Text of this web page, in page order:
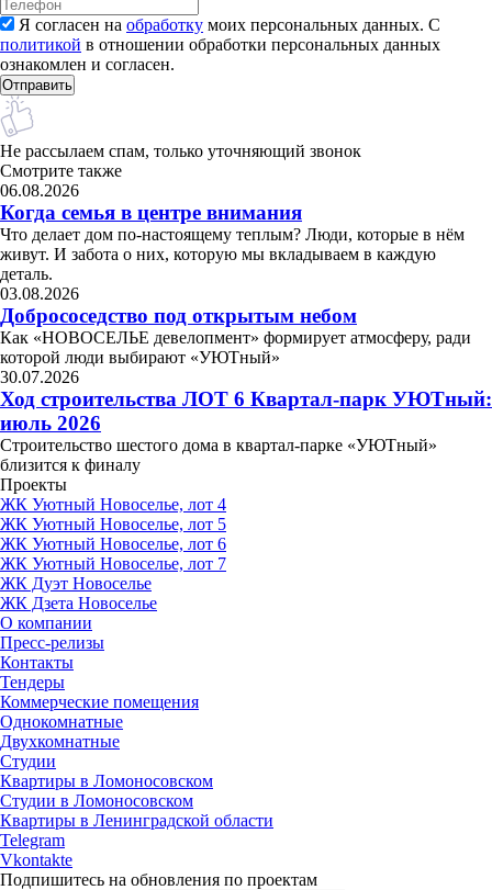
Я согласен на обработку моих персональных данных. С
политикой в отношении обработки персональных данных
ознакомлен и согласен.
Не рассылаем спам, только уточняющий звонок
Смотрите также
06.08.2026
Когда семья в центре внимания
Что делает дом по-настоящему теплым? Люди, которые в нём
живут. И забота о них, которую мы вкладываем в каждую
деталь.
03.08.2026
Добрососедство под открытым небом
Как «НОВОСЕЛЬЕ девелопмент» формирует атмосферу, ради
которой люди выбирают «УЮТный»
30.07.2026
Ход строительства ЛОТ 6 Квартал-парк УЮТный:
июль 2026
Строительство шестого дома в квартал-парке «УЮТный»
близится к финалу
Проекты
ЖК Уютный Новоселье, лот 4
ЖК Уютный Новоселье, лот 5
ЖК Уютный Новоселье, лот 6
ЖК Уютный Новоселье, лот 7
ЖК Дуэт Новоселье
ЖК Дзета Новоселье
О компании
Пресс-релизы
Контакты
Тендеры
Коммерческие помещения
Однокомнатные
Двухкомнатные
Студии
Квартиры в Ломоносовском
Студии в Ломоносовском
Квартиры в Ленинградской области
Telegram
Vkontakte
Подпишитесь на обновления по проектам